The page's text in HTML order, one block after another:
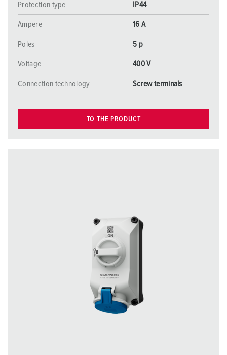
Protection type
IP44
Ampere 16 A
Poles 5 p
Voltage 400 V
Connection technology Screw terminals
TO THE PRODUCT